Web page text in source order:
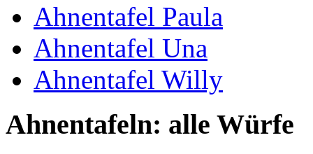
Ahnentafel Paula
Ahnentafel Una
Ahnentafel Willy
Ahnentafeln: alle Würfe